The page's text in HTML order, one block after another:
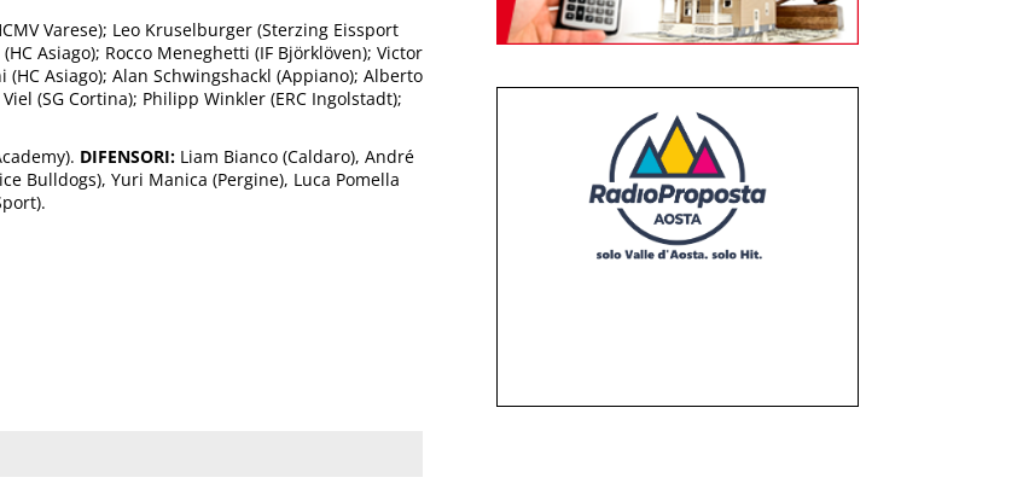
Varese); Leo Kruselburger (Sterzing Eissport
Asiago); Rocco Meneghetti (IF Björklöven); Victor
Asiago); Alan Schwingshackl (Appiano); Alberto
(SG Cortina); Philipp Winkler (ERC Ingolstadt);
DIFENSORI: Liam Bianco (Caldaro), André
Bulldogs), Yuri Manica (Pergine), Luca Pomella